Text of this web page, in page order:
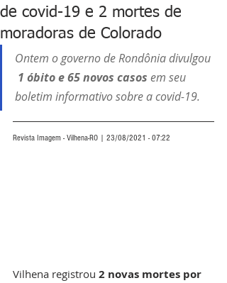
de covid-19 e 2 mortes de
moradoras de Colorado
Ontem o governo de Rondônia divulgou
1 óbito e 65 novos casos em seu
boletim informativo sobre a covid-19.
Revista Imagem - Vilhena-RO | 23/08/2021 - 07:22
Vilhena registrou 2 novas mortes por